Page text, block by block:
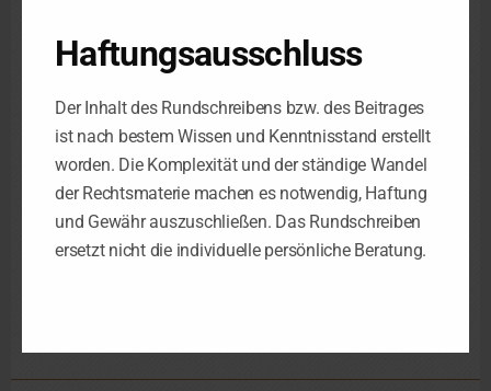
Bei der Kassen-Nachschau dürfen Daten des elektronischen
Aufzeichnungssystems durch die Amtsträger eingesehen werden.
Es kann auch die Übermittlung von Daten auf einem maschinell
auswertbaren Datenträger verlangt werden.
fundstelle
OFDKarlsruhe, Information 21.10.24
Haftungsausschluss
Der Inhalt des Rundschreibens bzw. des Beitrages
ist nach bestem Wissen und Kenntnisstand erstellt
worden. Die Komplexität und der ständige Wandel
der Rechtsmaterie machen es notwendig, Haftung
und Gewähr auszuschließen. Das Rundschreiben
ersetzt nicht die individuelle persönliche Beratung.